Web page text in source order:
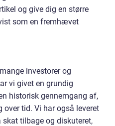
og give dig en større
som en fremhævet
investorer og
vi givet en grundig
historisk gennemgang af,
over tid. Vi har også leveret
tilbage og diskuteret,